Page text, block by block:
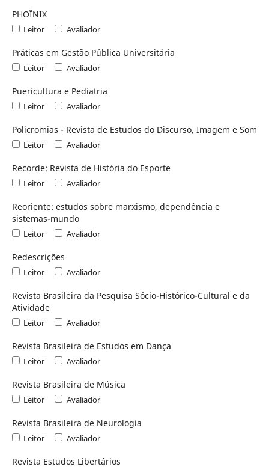
PHOÎNIX
Leitor Avaliador
Práticas em Gestão Pública Universitária
Leitor Avaliador
Puericultura e Pediatria
Leitor Avaliador
Policromias - Revista de Estudos do Discurso, Imagem e Som
Leitor Avaliador
Recorde: Revista de História do Esporte
Leitor Avaliador
Reoriente: estudos sobre marxismo, dependência e
sistemas-mundo
Leitor Avaliador
Redescrições
Leitor Avaliador
Revista Brasileira da Pesquisa Sócio-Histórico-Cultural e da
Atividade
Leitor Avaliador
Revista Brasileira de Estudos em Dança
Leitor Avaliador
Revista Brasileira de Música
Leitor Avaliador
Revista Brasileira de Neurologia
Leitor Avaliador
Revista Estudos Libertários